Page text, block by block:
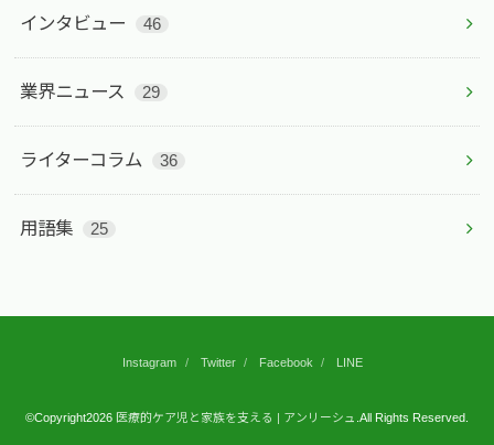
インタビュー 46
業界ニュース 29
ライターコラム 36
用語集 25
Instagram Twitter Facebook LINE
©Copyright2026 医療的ケア児と家族を支える | アンリーシュ .All Rights Reserved.